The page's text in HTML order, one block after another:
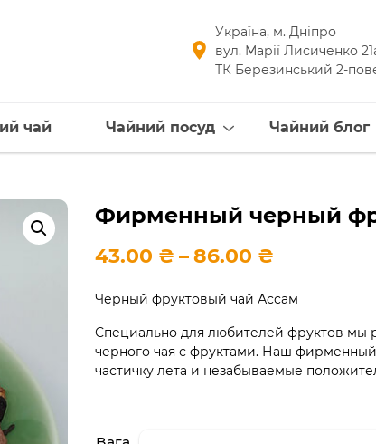
Україна, м. Дніпро
вул. Марії Лисиченко
ТК Березинський 2-
чай Чайний посуд Чайний блог
Фирменный черный
43.00 ₴ –86.00 ₴
Діапазон
від
до
86.00 ₴
Черный фруктовый чай Ассам
Специально для любителей фруктов мы
черного чая с фруктами. Наш
частичку лета и незабываемые